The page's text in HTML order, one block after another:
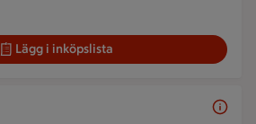
Lägg i inköpslista